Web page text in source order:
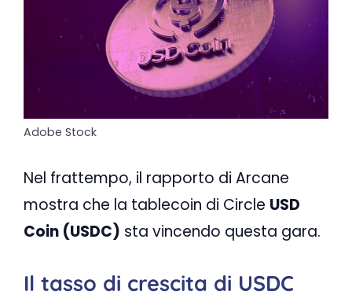
Adobe Stock
Nel frattempo, il rapporto di Arcane
mostra che la tablecoin di Circle USD
Coin (USDC) sta vincendo questa gara.
Il tasso di crescita di USDC